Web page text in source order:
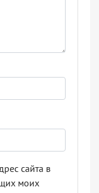
сайта в
моих